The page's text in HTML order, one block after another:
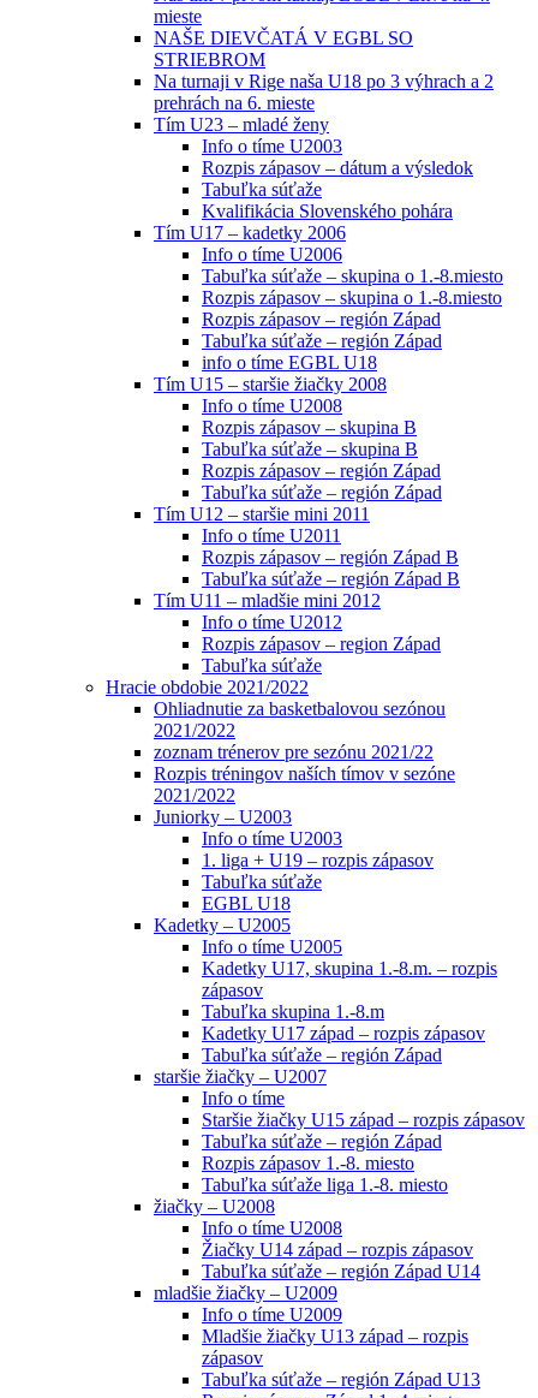
mieste
NAŠE DIEVČATÁ V EGBL SO
STRIEBROM
Na turnaji v Rige naša U18 po 3 výhrach a 2
prehrách na 6. mieste
Tím U23 – mladé ženy
Info o tíme U2003
Rozpis zápasov – dátum a výsledok
Tabuľka súťaže
Kvalifikácia Slovenského pohára
Tím U17 – kadetky 2006
Info o tíme U2006
Tabuľka súťaže – skupina o 1.-8.miesto
Rozpis zápasov – skupina o 1.-8.miesto
Rozpis zápasov – región Západ
Tabuľka súťaže – región Západ
info o tíme EGBL U18
Tím U15 – staršie žiačky 2008
Info o tíme U2008
Rozpis zápasov – skupina B
Tabuľka súťaže – skupina B
Rozpis zápasov – región Západ
Tabuľka súťaže – región Západ
Tím U12 – staršie mini 2011
Info o tíme U2011
Rozpis zápasov – región Západ B
Tabuľka súťaže – región Západ B
Tím U11 – mladšie mini 2012
Info o tíme U2012
Rozpis zápasov – region Západ
Tabuľka súťaže
Hracie obdobie 2021/2022
Ohliadnutie za basketbalovou sezónou
2021/2022
zoznam trénerov pre sezónu 2021/22
Rozpis tréningov naších tímov v sezóne
2021/2022
Juniorky – U2003
Info o tíme U2003
1. liga + U19 – rozpis zápasov
Tabuľka súťaže
EGBL U18
Kadetky – U2005
Info o tíme U2005
Kadetky U17, skupina 1.-8.m. – rozpis
zápasov
Tabuľka skupina 1.-8.m
Kadetky U17 západ – rozpis zápasov
Tabuľka súťaže – región Západ
staršie žiačky – U2007
Info o tíme
Staršie žiačky U15 západ – rozpis zápasov
Tabuľka súťaže – región Západ
Rozpis zápasov 1.-8. miesto
Tabuľka súťaže liga 1.-8. miesto
žiačky – U2008
Info o tíme U2008
Žiačky U14 západ – rozpis zápasov
Tabuľka súťaže – región Západ U14
mladšie žiačky – U2009
Info o tíme U2009
Mladšie žiačky U13 západ – rozpis
zápasov
Tabuľka súťaže – región Západ U13